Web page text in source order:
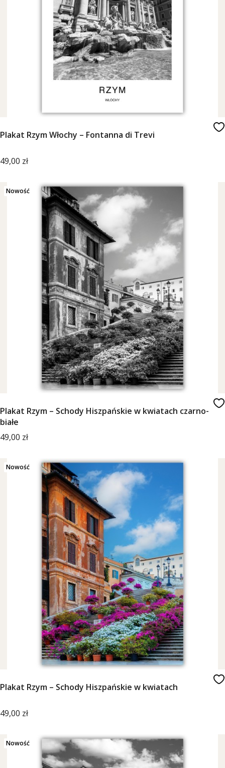
Plakat Rzym Włochy – Fontanna di Trevi
Cena
49,00 zł
Nowość
Plakat Rzym – Schody Hiszpańskie w kwiatach czarno-
białe
Cena
49,00 zł
Nowość
Plakat Rzym – Schody Hiszpańskie w kwiatach
Cena
49,00 zł
Nowość